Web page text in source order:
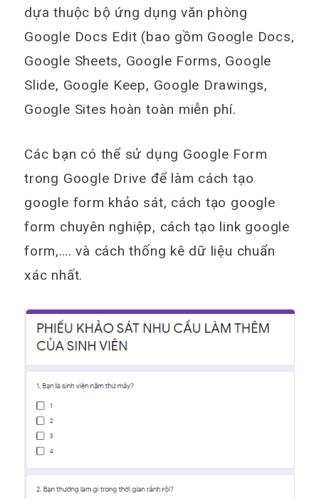
dựa thuộc bộ ứng dụng văn phòng
Google Docs Edit (bao gồm Google Docs,
Google Sheets, Google Forms, Google
Slide, Google Keep, Google Drawings,
Google Sites hoàn toàn miễn phí.
Các bạn có thể sử dụng Google Form
trong Google Drive để làm cách tạo
google form khảo sát, cách tạo google
form chuyên nghiệp, cách tạo link google
form,…. và cách thống kê dữ liệu chuẩn
xác nhất.